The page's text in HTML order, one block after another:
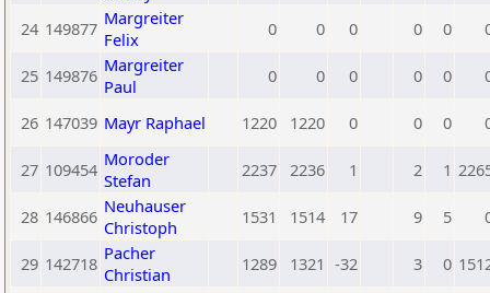
24 149877 Margreiter
Felix
0 0 0 0 0
25 149876 Margreiter
Paul
0 0 0 0 0
26 147039 Mayr Raphael 1220 1220 0 0 0
27 109454 Moroder
Stefan
2237 2236 1 2 1
28 146866 Neuhauser
Christoph
1531 1514 17 9 5
29 142718 Pacher
Christian
1289 1321 -32 3 0